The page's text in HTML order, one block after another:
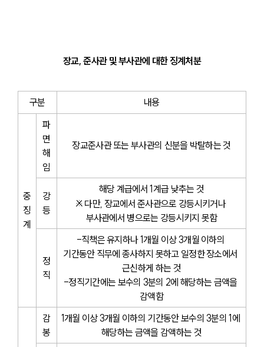
장교, 준사관 및 부사관에 대한 징계처분
구분 내용
중
징
계
파
면
해
임
장교준사관 또는 부사관의 신분을 박탈하는 것
강
등
해당 계급에서 1계급 낮추는 것
※ 다만, 장교에서 준사관으로 강등시키거나
부사관에서 병으로는 강등시키지 못함
정
직
-직책은 유지하나 1개월 이상 3개월 이하의
기간동안 직무에 종사하지 못하고 일정한 장소에서
근신하게 하는 것
-정직기간에는 보수의 3분의 2에 해당하는 금액을
감액함
감
봉
1개월 이상 3개월 이하의 기간동안 보수의 3분의 1에
해당하는 금액을 감액하는 것